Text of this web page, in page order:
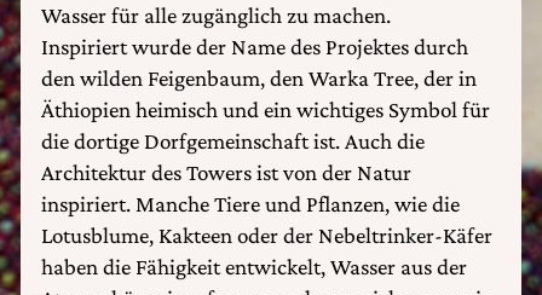
Wasser für alle zugänglich zu machen.
Inspiriert wurde der Name des Projektes durch
den wilden Feigenbaum, den Warka Tree, der in
Äthiopien heimisch und ein wichtiges Symbol für
die dortige Dorfgemeinschaft ist. Auch die
Architektur des Towers ist von der Natur
inspiriert. Manche Tiere und Pflanzen, wie die
Lotusblume, Kakteen oder der Nebeltrinker-Käfer
haben die Fähigkeit entwickelt, Wasser aus der